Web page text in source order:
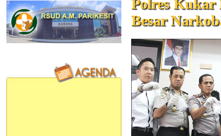
Polres Kukar
Besar